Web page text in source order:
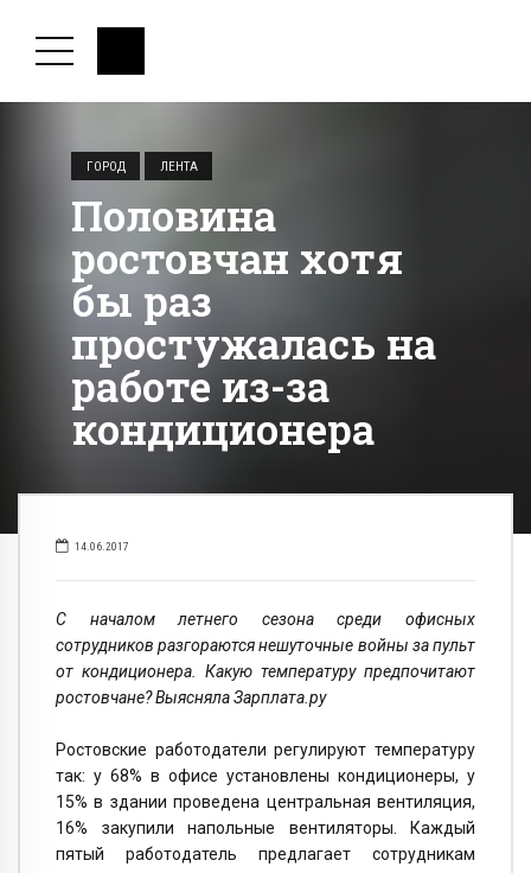
ГОРОД ЛЕНТА
Половина
ростовчан хотя
бы раз
простужалась на
работе из-за
кондиционера
14.06.2017
С началом летнего сезона среди офисных
сотрудников разгораются нешуточные войны за пульт
от кондиционера. Какую температуру предпочитают
ростовчане? Выясняла Зарплата.ру
Ростовские работодатели регулируют температуру
так: у 68% в офисе установлены кондиционеры, у
15% в здании проведена центральная вентиляция,
16% закупили напольные вентиляторы. Каждый
пятый работодатель предлагает сотрудникам